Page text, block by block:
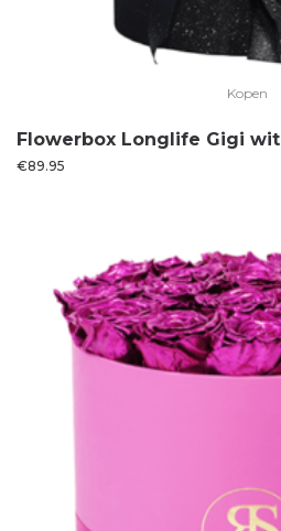
Kopen
Flowerbox Longlife Gigi wit
€89.95